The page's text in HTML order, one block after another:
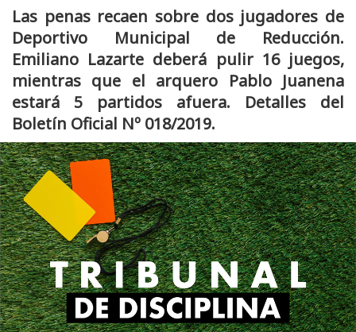
Las penas recaen sobre dos jugadores de
Deportivo Municipal de Reducción.
Emiliano Lazarte deberá pulir 16 juegos,
mientras que el arquero Pablo Juanena
estará 5 partidos afuera. Detalles del
Boletín Oficial Nº 018/2019.